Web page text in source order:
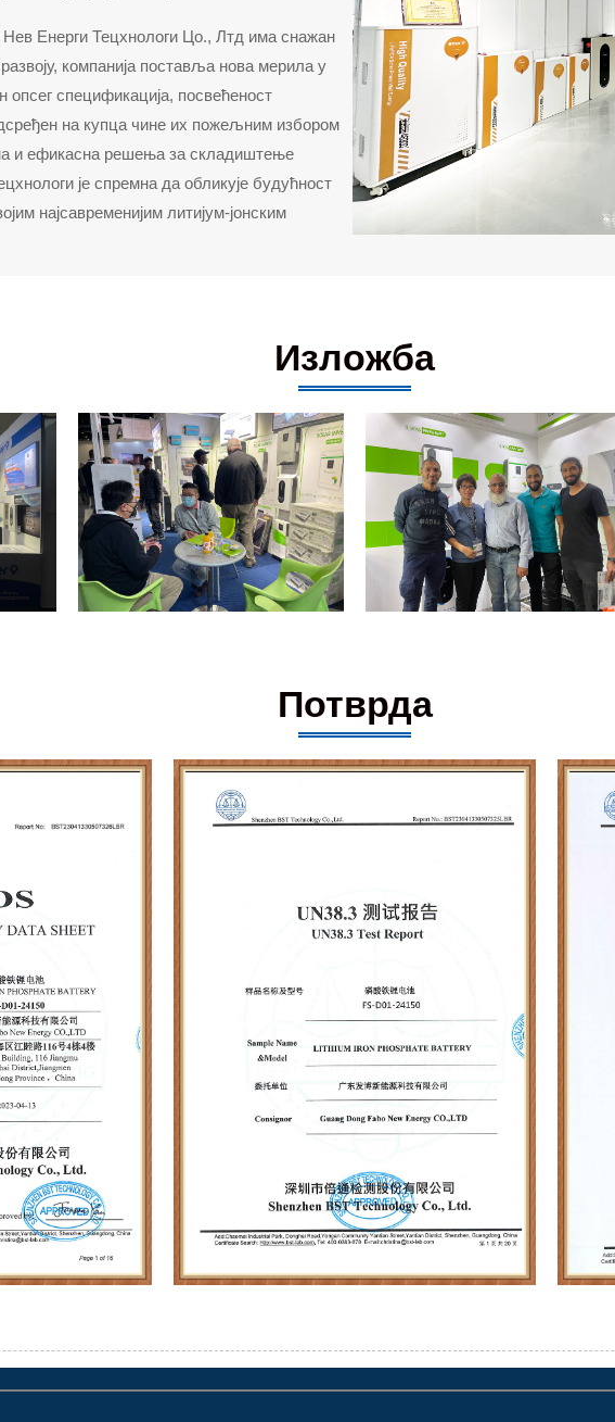
Енерги Тецхнологи Цо., Лтд има снажан
компанија поставља нова мерила у
опсег спецификација, посвећеност
на купца чине их пожељним избором
и ефикасна решења за складиштење
је спремна да обликује будућност
најсавременијим литијум-јонским
Изложба
Потврда